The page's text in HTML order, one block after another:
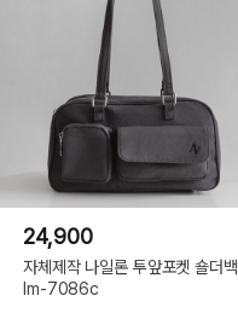
24,900
자체제작 나일론 투앞포켓 숄더백
lm-7086c